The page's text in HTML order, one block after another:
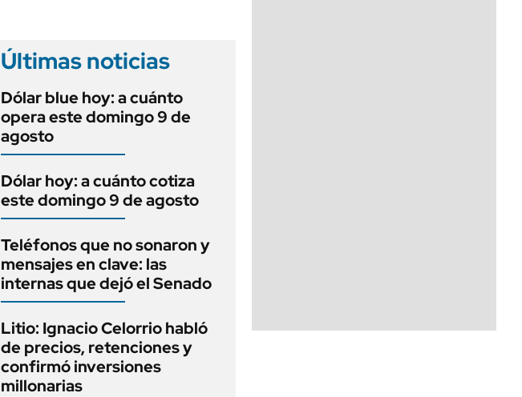
Últimas noticias
Dólar blue hoy: a cuánto
opera este domingo 9 de
agosto
Dólar hoy: a cuánto cotiza
este domingo 9 de agosto
Teléfonos que no sonaron y
mensajes en clave: las
internas que dejó el Senado
Litio: Ignacio Celorrio habló
de precios, retenciones y
confirmó inversiones
millonarias